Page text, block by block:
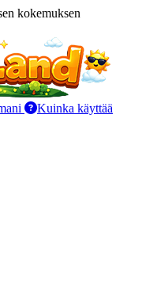
kokemuksen
Kuinka käyttää